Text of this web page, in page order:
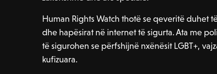
Human Rights Watch thotë se qeveritë duhet
dhe hapësirat në internet të sigurta. Ata me
të sigurohen se përfshijnë nxënësit LGBT+,
kufizuara.